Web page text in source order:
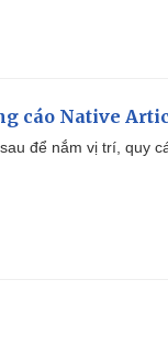
cáo Native
để nắm vị trí, quy